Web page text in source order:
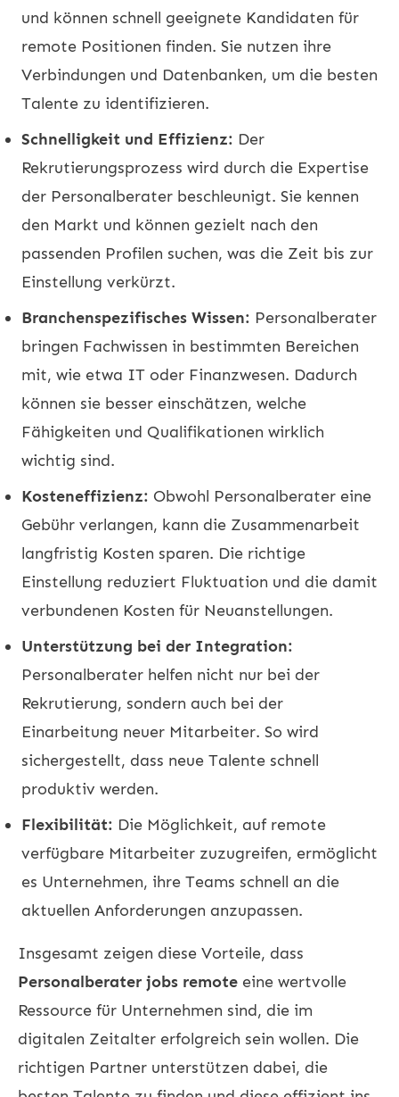
und können schnell geeignete Kandidaten für
remote Positionen finden. Sie nutzen ihre
Verbindungen und Datenbanken, um die besten
Talente zu identifizieren.
Schnelligkeit und Effizienz: Der
Rekrutierungsprozess wird durch die Expertise
der Personalberater beschleunigt. Sie kennen
den Markt und können gezielt nach den
passenden Profilen suchen, was die Zeit bis zur
Einstellung verkürzt.
Branchenspezifisches Wissen: Personalberater
bringen Fachwissen in bestimmten Bereichen
mit, wie etwa IT oder Finanzwesen. Dadurch
können sie besser einschätzen, welche
Fähigkeiten und Qualifikationen wirklich
wichtig sind.
Kosteneffizienz: Obwohl Personalberater eine
Gebühr verlangen, kann die Zusammenarbeit
langfristig Kosten sparen. Die richtige
Einstellung reduziert Fluktuation und die damit
verbundenen Kosten für Neuanstellungen.
Unterstützung bei der Integration:
Personalberater helfen nicht nur bei der
Rekrutierung, sondern auch bei der
Einarbeitung neuer Mitarbeiter. So wird
sichergestellt, dass neue Talente schnell
produktiv werden.
Flexibilität: Die Möglichkeit, auf remote
verfügbare Mitarbeiter zuzugreifen, ermöglicht
es Unternehmen, ihre Teams schnell an die
aktuellen Anforderungen anzupassen.
Insgesamt zeigen diese Vorteile, dass
Personalberater jobs remote eine wertvolle
Ressource für Unternehmen sind, die im
digitalen Zeitalter erfolgreich sein wollen. Die
richtigen Partner unterstützen dabei, die